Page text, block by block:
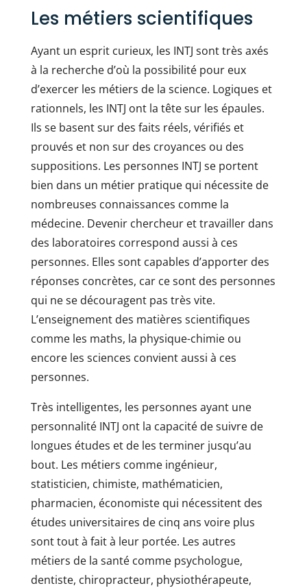
Les métiers scientifiques
Ayant un esprit curieux, les INTJ sont très axés
à la recherche d’où la possibilité pour eux
d’exercer les métiers de la science. Logiques et
rationnels, les INTJ ont la tête sur les épaules.
Ils se basent sur des faits réels, vérifiés et
prouvés et non sur des croyances ou des
suppositions. Les personnes INTJ se portent
bien dans un métier pratique qui nécessite de
nombreuses connaissances comme la
médecine. Devenir chercheur et travailler dans
des laboratoires correspond aussi à ces
personnes. Elles sont capables d’apporter des
réponses concrètes, car ce sont des personnes
qui ne se découragent pas très vite.
L’enseignement des matières scientifiques
comme les maths, la physique-chimie ou
encore les sciences convient aussi à ces
personnes.
Très intelligentes, les personnes ayant une
personnalité INTJ ont la capacité de suivre de
longues études et de les terminer jusqu’au
bout. Les métiers comme ingénieur,
statisticien, chimiste, mathématicien,
pharmacien, économiste qui nécessitent des
études universitaires de cinq ans voire plus
sont tout à fait à leur portée. Les autres
métiers de la santé comme psychologue,
dentiste, chiropracteur, physiothérapeute,